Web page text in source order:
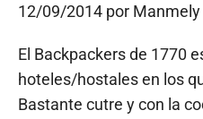
12/09/2014 por Manmely
El Backpackers de 1770
hoteles/hostales en los
Bastante cutre y con la